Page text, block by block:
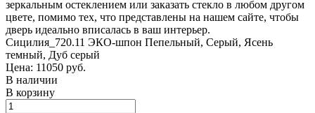
зеркальным остеклением или заказать стекло в любом другом
цвете, помимо тех, что представлены на нашем сайте, чтобы
дверь идеально вписалась в ваш интерьер.
Сицилия_720.11 ЭКО-шпон Пепельный, Серый, Ясень
темный, Дуб серый
Цена: 11050 руб.
В наличии
В корзину